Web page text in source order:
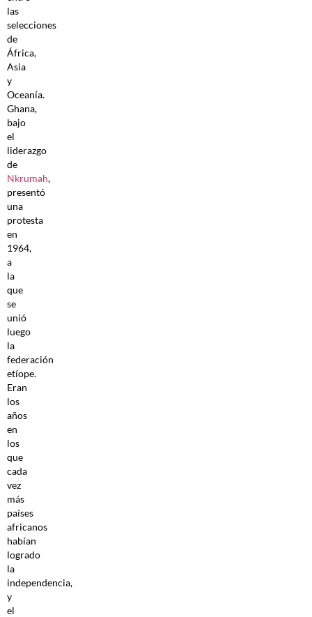
las
selecciones
de
África,
Asia
y
Oceanía.
Ghana,
bajo
el
liderazgo
de
Nkrumah,
presentó
una
protesta
en
1964,
a
la
que
se
unió
luego
la
federación
etíope.
Eran
los
años
en
los
que
cada
vez
más
países
africanos
habían
logrado
la
independencia,
y
el